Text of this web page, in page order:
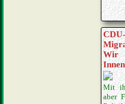
Wir
Mit
aber